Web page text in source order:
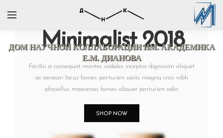
ДОМ НАУЧНОЙ КОЛЛАБОРАЦИИИМ. АКАДЕМИКА
Е.М. ДИАНОВА